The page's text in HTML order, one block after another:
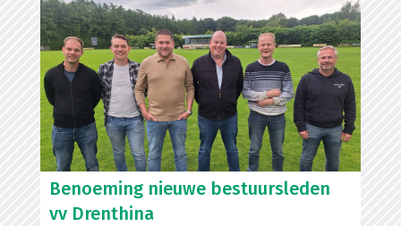
Benoeming nieuwe bestuursleden
vv Drenthina